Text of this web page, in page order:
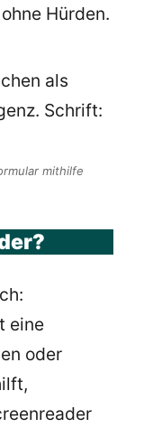
Hürden.
mithilfe
eine
oder